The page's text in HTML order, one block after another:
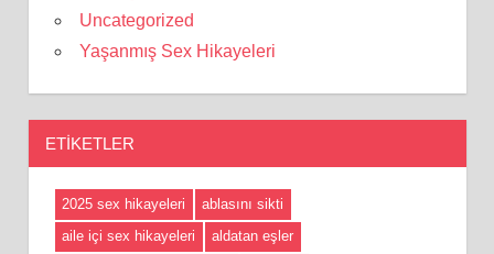
Uncategorized
Yaşanmış Sex Hikayeleri
ETIKETLER
2025 sex hikayeleri
ablasını sikti
aile içi sex hikayeleri
aldatan eşler